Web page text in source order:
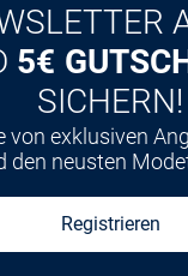
5€
SICHERN!
von exklusiven
den neusten
Registrieren